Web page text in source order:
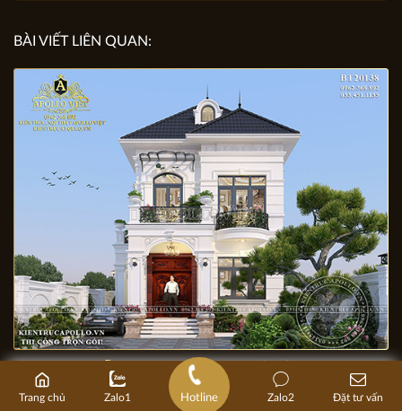
BÀI VIẾT LIÊN QUAN:
Trang chủ Zalo1 Hotline Zalo2 Đặt tư vấn